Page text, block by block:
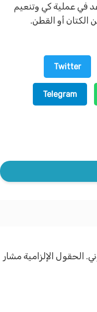
في عملية كي وتنعيم
أو القطن.
Twitter
Telegram
الحقول الإلزامية مشار